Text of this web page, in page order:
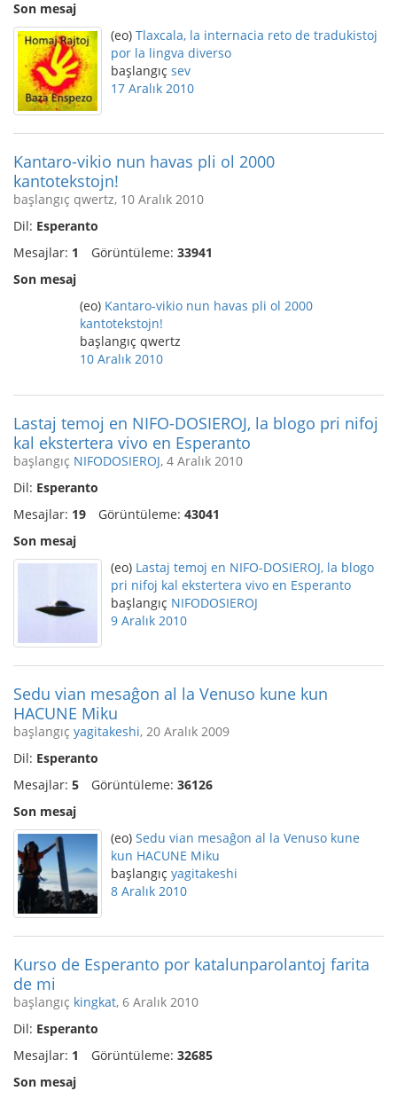
Son mesaj
(eo) Tlaxcala, la internacia reto de tradukistoj
por la lingva diverso
başlangıç sev
17 Aralık 2010
Kantaro-vikio nun havas pli ol 2000
kantotekstojn!
başlangıç qwertz, 10 Aralık 2010
Dil: Esperanto
Mesajlar: 1 Görüntüleme: 33941
Son mesaj
(eo) Kantaro-vikio nun havas pli ol 2000
kantotekstojn!
başlangıç qwertz
10 Aralık 2010
Lastaj temoj en NIFO-DOSIEROJ, la blogo pri nifoj
kal ekstertera vivo en Esperanto
başlangıç NIFODOSIEROJ, 4 Aralık 2010
Dil: Esperanto
Mesajlar: 19 Görüntüleme: 43041
Son mesaj
(eo) Lastaj temoj en NIFO-DOSIEROJ, la blogo
pri nifoj kal ekstertera vivo en Esperanto
başlangıç NIFODOSIEROJ
9 Aralık 2010
Sedu vian mesaĝon al la Venuso kune kun
HACUNE Miku
başlangıç yagitakeshi, 20 Aralık 2009
Dil: Esperanto
Mesajlar: 5 Görüntüleme: 36126
Son mesaj
(eo) Sedu vian mesaĝon al la Venuso kune
kun HACUNE Miku
başlangıç yagitakeshi
8 Aralık 2010
Kurso de Esperanto por katalunparolantoj farita
de mi
başlangıç kingkat, 6 Aralık 2010
Dil: Esperanto
Mesajlar: 1 Görüntüleme: 32685
Son mesaj